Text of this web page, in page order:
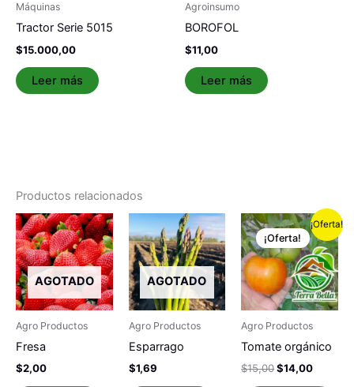
Máquinas
Tractor Serie 5015
$15.000,00
Leer más
Agroinsumo
BOROFOL
$11,00
Leer más
Productos relacionados
AGOTADO
Agro Productos
Fresa
$2,00
AGOTADO
Agro Productos
Esparrago
$1,69
¡Oferta!
¡Oferta!
Agro Productos
Tomate orgánico
$15,00
El
precio
original
era:
$15,00.
$14,00
El
precio
actual
es:
$14,00.